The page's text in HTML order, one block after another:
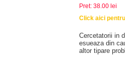
Pret: 38.00 lei
Click aici
Cercetatorii in
esueaza din
altor tipare